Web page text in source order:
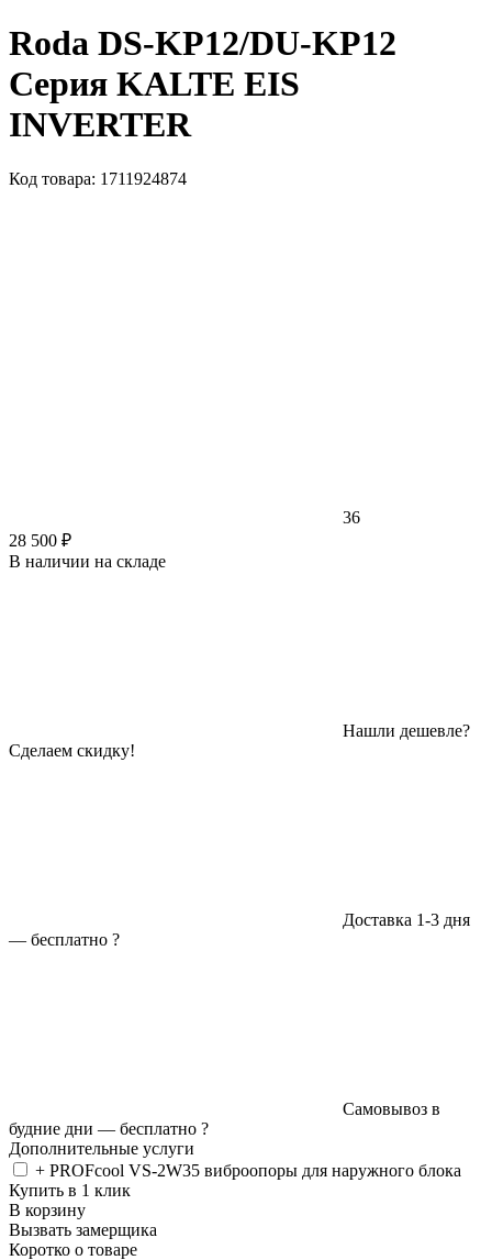
Roda DS-KP12/DU-KP12
Серия KALTE EIS
INVERTER
Код товара: 1711924874
36
28 500 ₽
В наличии на складе
Нашли дешевле?
Сделаем скидку!
Доставка 1-3 дня
— бесплатно ?
Самовывоз в
будние дни — бесплатно ?
Дополнительные услуги
+ PROFcool VS-2W35 виброопоры для наружного блока
Купить в 1 клик
В корзину
Вызвать замерщика
Коротко о товаре